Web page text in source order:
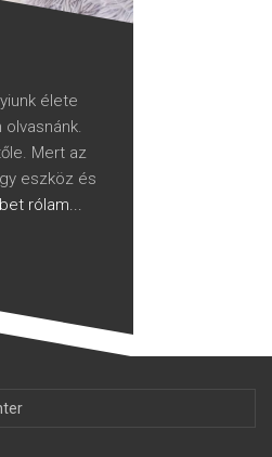
élete
Mert az
eszköz és
rólam...